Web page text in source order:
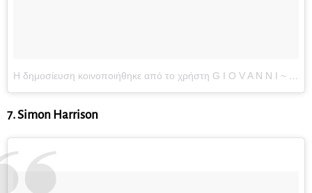
Η δημοσίευση κοινοποιήθηκε από το χρήστη G I O V A N N I ~ B O N A M Y (@gioboyparis)
7. Simon Harrison